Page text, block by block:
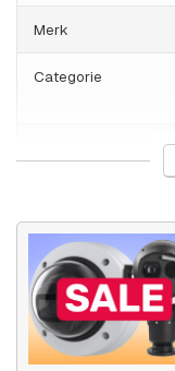
AXIS S9301 Mk II
Merk
Categorie
Gewicht
Grootte (lxbxh)
NAS & opslag